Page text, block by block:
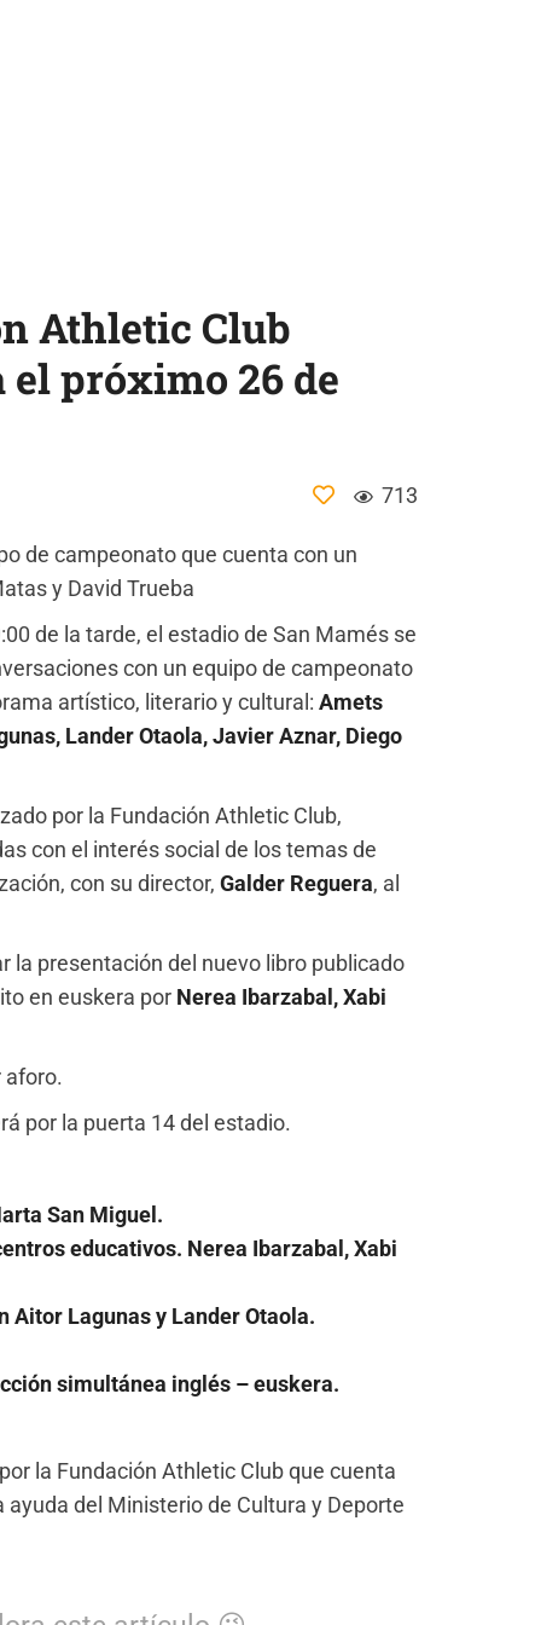
Athletic Club
el próximo 26 de
713
de campeonato que cuenta con un
y David Trueba
de la tarde, el estadio de San Mamés se
con un equipo de campeonato
artístico, literario y cultural: Amets
Lander Otaola, Javier Aznar, Diego
por la Fundación Athletic Club,
con el interés social de los temas de
con su director, Galder Reguera, al
la presentación del nuevo libro publicado
en euskera por Nerea Ibarzabal, Xabi
por la puerta 14 del estadio.
San Miguel.
educativos. Nerea Ibarzabal, Xabi
Aitor Lagunas y Lander Otaola.
simultánea inglés – euskera.
la Fundación Athletic Club que cuenta
del Ministerio de Cultura y Deporte